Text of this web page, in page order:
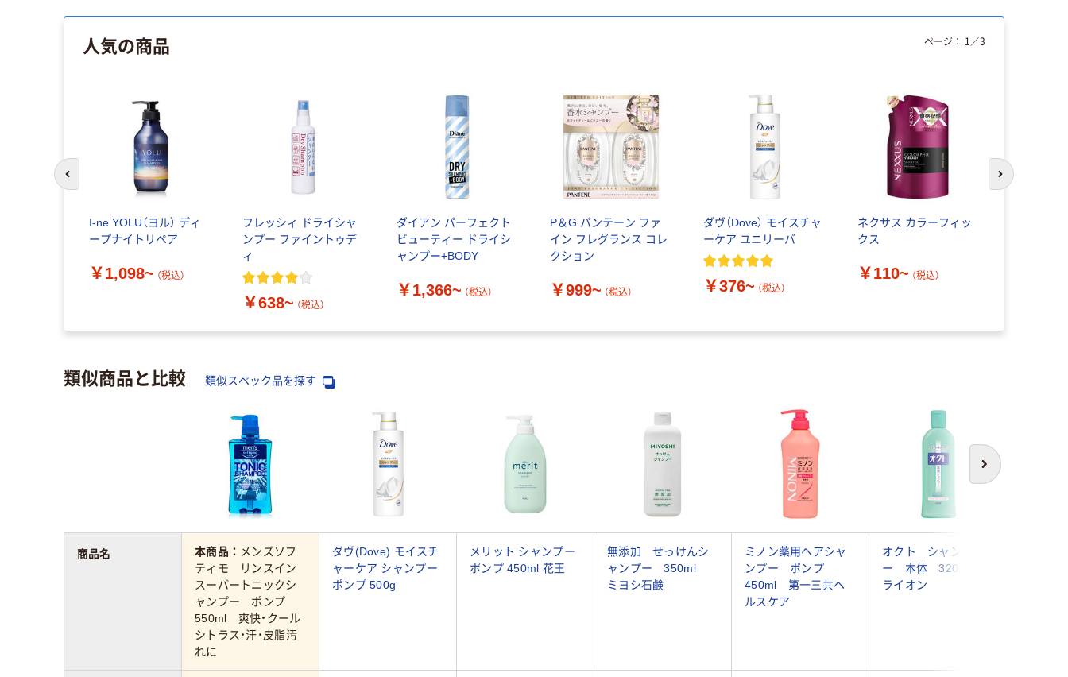
人気の商品
I-ne YOLU（ヨル） ディ
ープナイトリペア
￥1,098~ （税込）
フレッシィ ドライシャ
ンプー ファイントゥデ
ィ
￥638~ （税込）
ダイアン パーフェクト
ビューティー ドライシ
ャンプー+BODY
￥1,366~ （税込）
P＆G パンテーン ファ
イン フレグランス コレ
クション
￥999~ （税込）
ダヴ（Dove） モイスチャ
ーケア ユニリーバ
￥376~ （税込）
ネクサス カラーフィッ
クス
￥110~ （税込）
ページ： 1 ／3
前のスライドへ 次のスライド
類似商品と比較 類似スペック品を探す
次へ
本商品： メンズソフ
ティモ リンスイン
スーパートニックシ
ャンプー ポンプ
550ml 爽快・クール
シトラス・汗・皮脂汚
れに
ダヴ(Dove) モイスチ
ャーケア シャンプー
ポンプ 500g
メリット シャンプー
ポンプ 450ml 花王
無添加 せっけんシ
ャンプー 350ml
ミヨシ石鹸
ミノン薬用ヘアシャ
ンプー ポンプ
450ml 第一三共ヘ
ルスケア
オクト シャンプ
ー 本体 320ｍｌ
ライオン
商品名